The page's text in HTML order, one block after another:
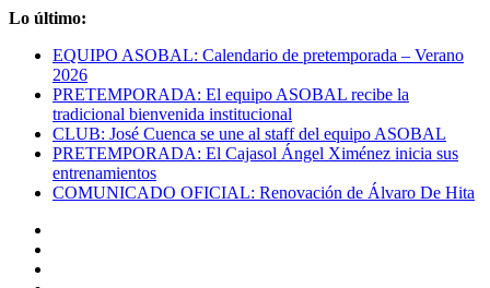
Saltar
contenido
Lo último:
EQUIPO ASOBAL: Calendario de pretemporada – Verano
2026
PRETEMPORADA: El equipo ASOBAL recibe la
tradicional bienvenida institucional
CLUB: José Cuenca se une al staff del equipo ASOBAL
PRETEMPORADA: El Cajasol Ángel Ximénez inicia sus
entrenamientos
COMUNICADO OFICIAL: Renovación de Álvaro De Hita